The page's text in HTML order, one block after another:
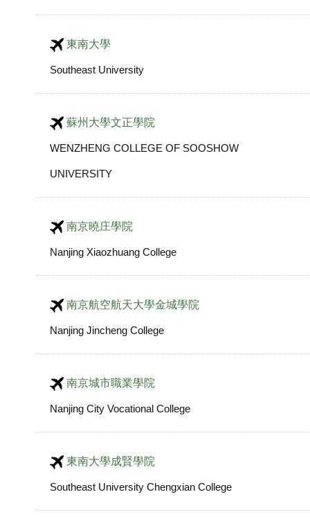
東南大學
Southeast University
蘇州大學文正學院
WENZHENG COLLEGE OF SOOSHOW
UNIVERSITY
南京曉庄學院
Nanjing Xiaozhuang College
南京航空航天大學金城學院
Nanjing Jincheng College
南京城市職業學院
Nanjing City Vocational College
東南大學成賢學院
Southeast University Chengxian College